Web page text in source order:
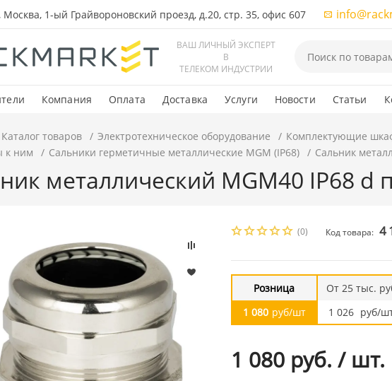
Москва, 1-ый Грайвороновский проезд, д.20, стр. 35, офис 607
ВАШ ЛИЧНЫЙ ЭКСПЕРТ
В
ТЕЛЕКОМ ИНДУСТРИИ
Компания Оплата Доставка Услуги Новости Статьи
Каталог товаров Электротехническое оборудование Комплектующие
к ним
Сальники герметичные металлические MGM (IP68) Сальник
металлический MGM40 IP68 d
(0) Код товара:
Розница
1 080 руб/шт
От 25 тыс.
1 026 руб/
1 080 руб. / шт.